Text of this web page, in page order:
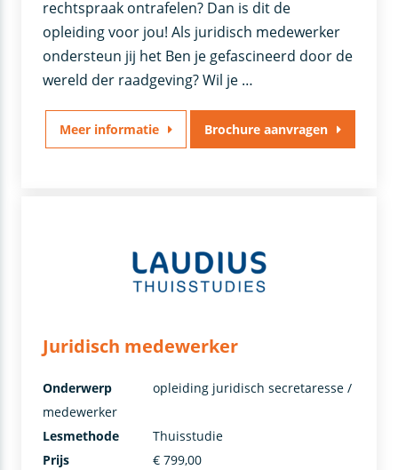
rechtspraak ontrafelen? Dan is dit de
opleiding voor jou! Als juridisch medewerker
ondersteun jij het Ben je gefascineerd door de
wereld der raadgeving? Wil je …
Meer informatie Brochure aanvragen
Juridisch medewerker
Onderwerp
opleiding juridisch secretaresse /
medewerker
Lesmethode
Thuisstudie
Prijs
€ 799,00